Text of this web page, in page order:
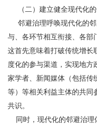
（二）建立健全现代化的
邻避治理呼唤现代化的邻
与、各环节相互衔接、各部
这首先意味着打破传统增长
度化的参与渠道，实现地方
家学者、新闻媒体（包括传
等）等相关利益主体的共同
共识。
同时，现代化的邻避治理